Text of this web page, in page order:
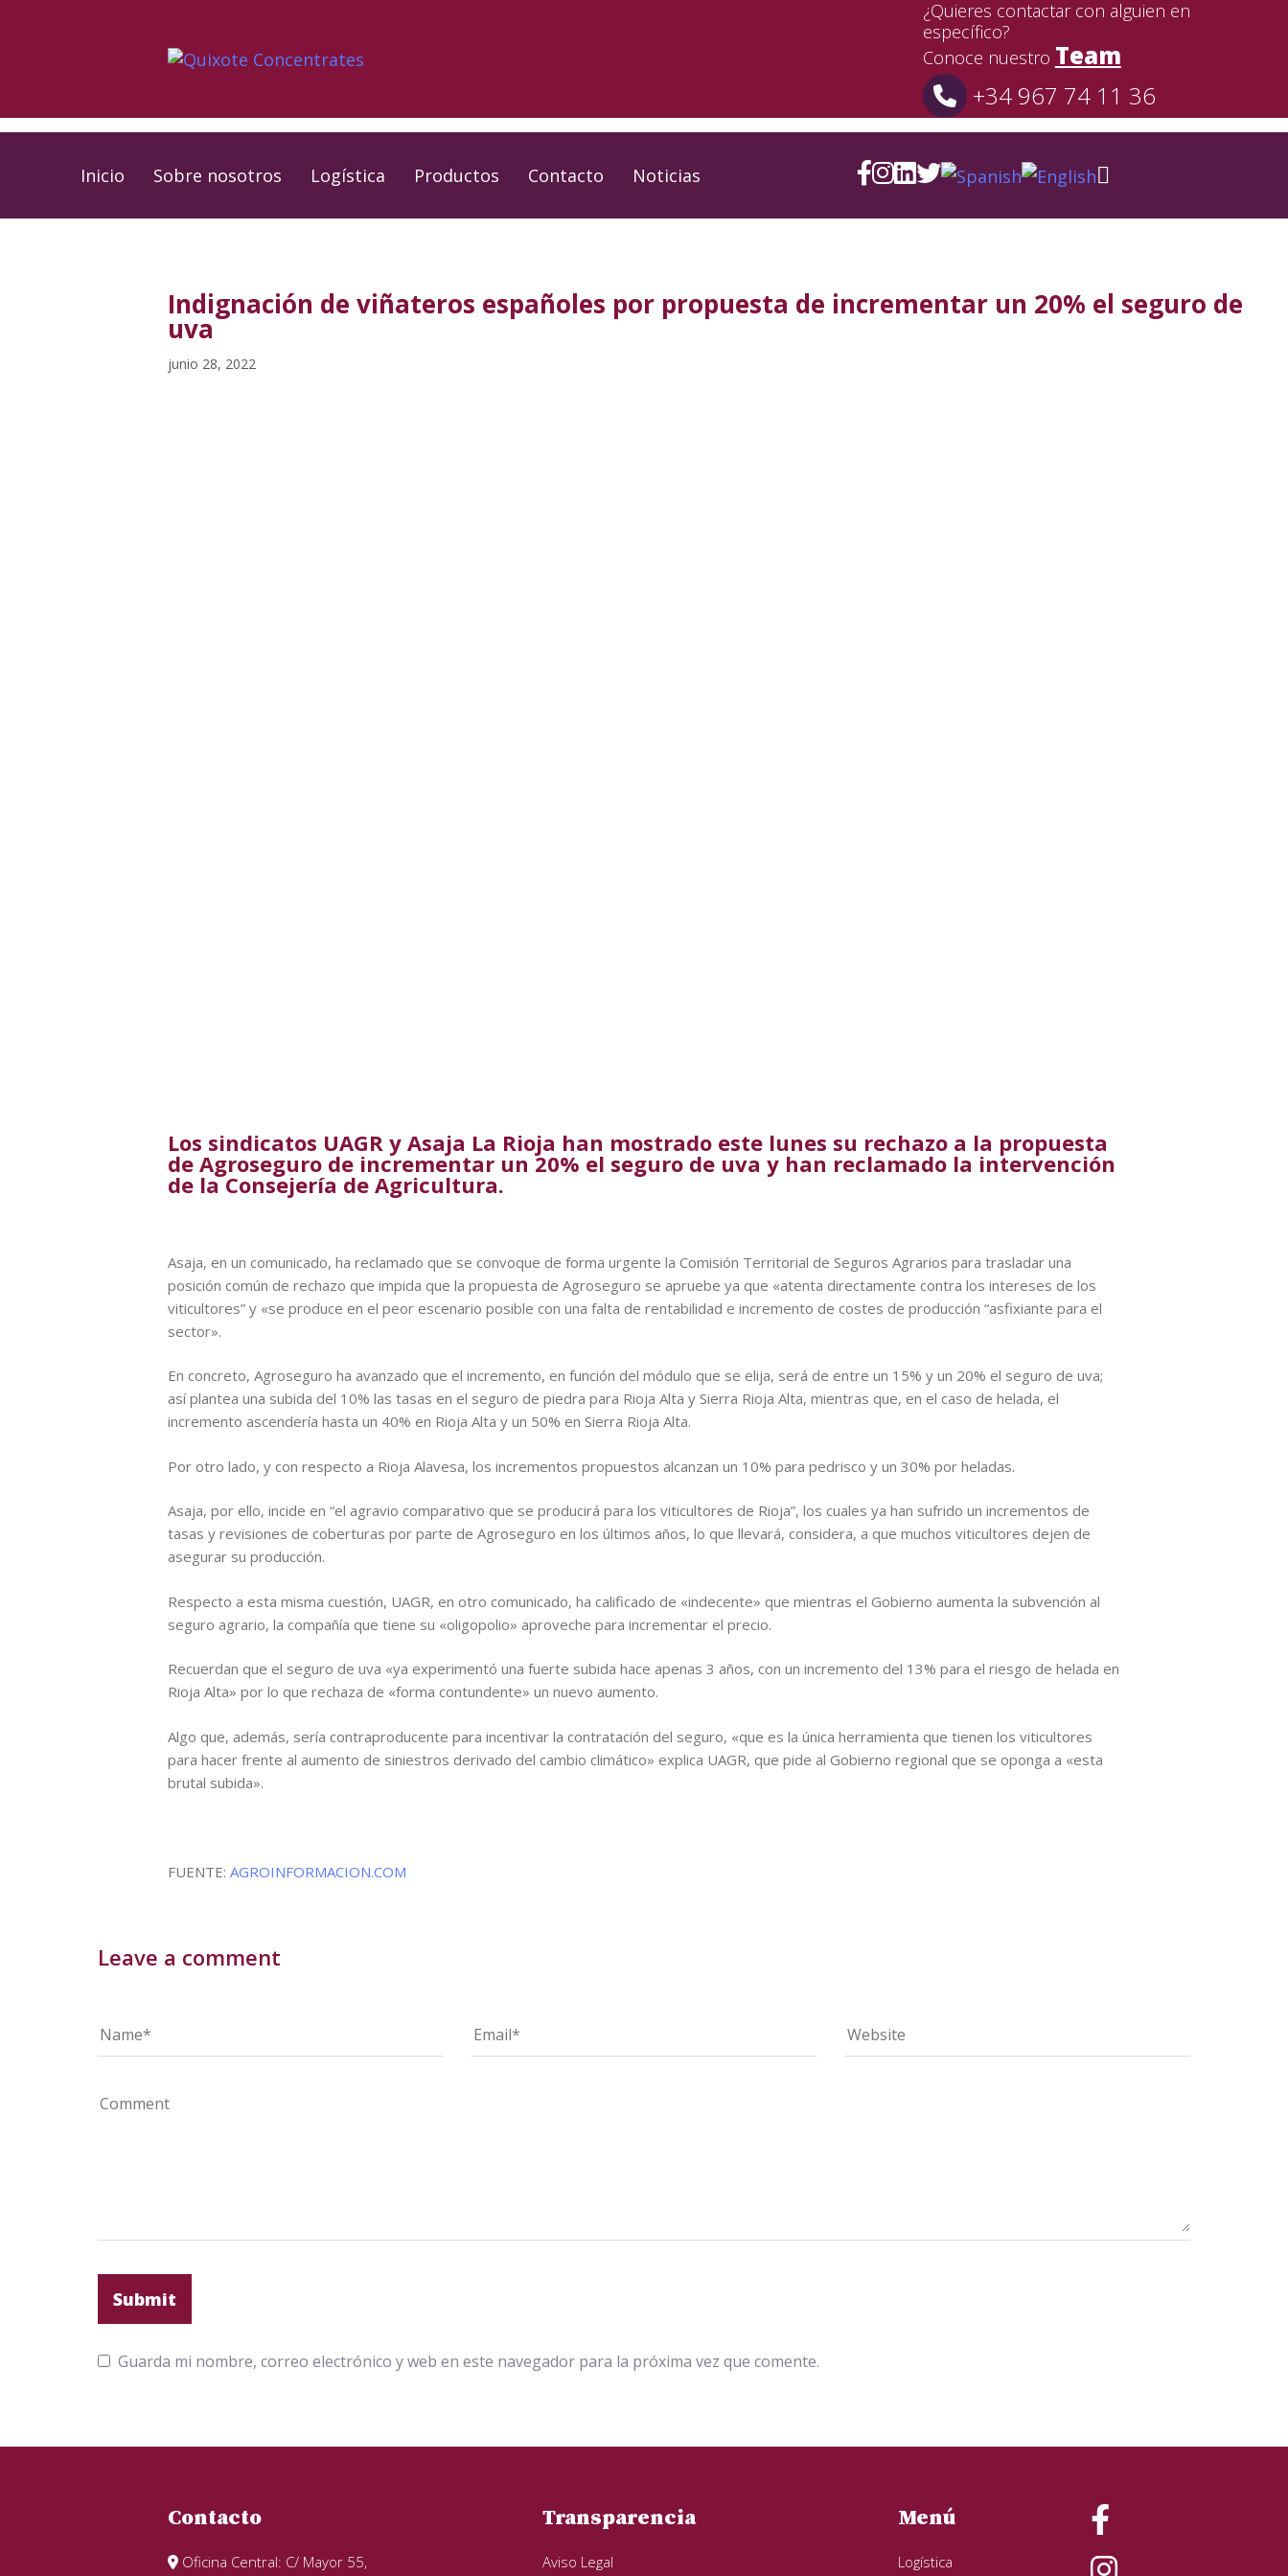
Skip
¿Quieres contactar con alguien en
específico?
Conoce nuestro Team
+34 967 74 11 36
Inicio Sobre nosotros Logística Productos Contacto Noticias
Indignación de viñateros españoles por propuesta de incrementar un 20% el seguro de
uva
junio 28, 2022
Los sindicatos UAGR y Asaja La Rioja han mostrado este lunes su rechazo a la propuesta
de Agroseguro de incrementar un 20% el seguro de uva y han reclamado la intervención
de la Consejería de Agricultura.
Asaja, en un comunicado, ha reclamado que se convoque de forma urgente la Comisión Territorial de Seguros Agrarios para trasladar una
posición común de rechazo que impida que la propuesta de Agroseguro se apruebe ya que «atenta directamente contra los intereses de los
viticultores” y «se produce en el peor escenario posible con una falta de rentabilidad e incremento de costes de producción “asfixiante para el
sector».
En concreto, Agroseguro ha avanzado que el incremento, en función del módulo que se elija, será de entre un 15% y un 20% el seguro de uva;
así plantea una subida del 10% las tasas en el seguro de piedra para Rioja Alta y Sierra Rioja Alta, mientras que, en el caso de helada, el
incremento ascendería hasta un 40% en Rioja Alta y un 50% en Sierra Rioja Alta.
Por otro lado, y con respecto a Rioja Alavesa, los incrementos propuestos alcanzan un 10% para pedrisco y un 30% por heladas.
Asaja, por ello, incide en “el agravio comparativo que se producirá para los viticultores de Rioja”, los cuales ya han sufrido un incrementos de
tasas y revisiones de coberturas por parte de Agroseguro en los últimos años, lo que llevará, considera, a que muchos viticultores dejen de
asegurar su producción.
Respecto a esta misma cuestión, UAGR, en otro comunicado, ha calificado de «indecente» que mientras el Gobierno aumenta la subvención al
seguro agrario, la compañía que tiene su «oligopolio» aproveche para incrementar el precio.
Recuerdan que el seguro de uva «ya experimentó una fuerte subida hace apenas 3 años, con un incremento del 13% para el riesgo de helada en
Rioja Alta» por lo que rechaza de «forma contundente» un nuevo aumento.
Algo que, además, sería contraproducente para incentivar la contratación del seguro, «que es la única herramienta que tienen los viticultores
para hacer frente al aumento de siniestros derivado del cambio climático» explica UAGR, que pide al Gobierno regional que se oponga a «esta
brutal subida».
FUENTE: AGROINFORMACION.COM
Leave a comment
Guarda mi nombre, correo electrónico y web en este navegador para la próxima vez que comente.
Contacto
Oficina Central: C/ Mayor 55,
Transparencia
Aviso Legal
Menú
Logística